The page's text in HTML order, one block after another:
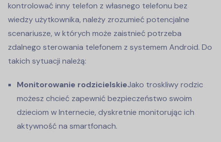
kontrolować inny telefon z własnego telefonu bez
wiedzy użytkownika, należy zrozumieć potencjalne
scenariusze, w których może zaistnieć potrzeba
zdalnego sterowania telefonem z systemem Android. Do
takich sytuacji należą:
Monitorowanie rodzicielskieJako troskliwy rodzic
możesz chcieć zapewnić bezpieczeństwo swoim
dzieciom w Internecie, dyskretnie monitorując ich
aktywność na smartfonach.